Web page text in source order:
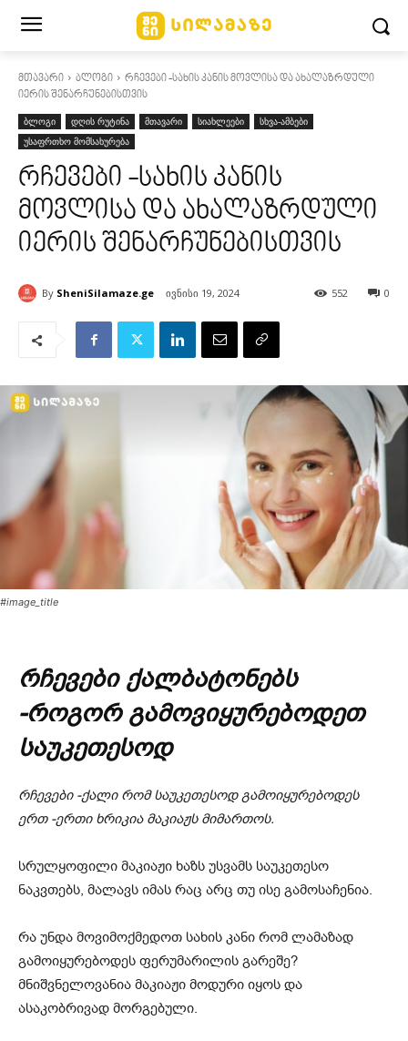
მთავარი ბლოგი
რჩევები -სახის კანის მოვლისა და ახალაზრდული
იერის შენარჩუნებისთვის
ბლოგი დღის რუტინა მთავარი სიახლეები
სხვა-ამბები
უსაფრთხო მომსახურება
რჩევები -სახის კანის
მოვლისა და ახალაზრდული
იერის შენარჩუნებისთვის
By SheniSilamaze.ge ივნისი 19, 2024 0
552
#image_title
რჩევები ქალბატონებს
-როგორ გამოვიყურებოდეთ
საუკეთესოდ
რჩევები -ქალი რომ საუკეთესოდ გამოიყურებოდეს
ერთ -ერთი ხრიკია მაკიაჟს მიმართოს.
სრულყოფილი მაკიაჟი ხაზს უსვამს საუკეთესო
ნაკვთებს, მალავს იმას რაც არც თუ ისე გამოსაჩენია.
რა უნდა მოვიმოქმედოთ სახის კანი რომ ლამაზად
გამოიყურებოდეს ფერუმარილის გარეშე?
მნიშვნელოვანია მაკიაჟი მოდური იყოს და
ასაკობრივად მორგებული.